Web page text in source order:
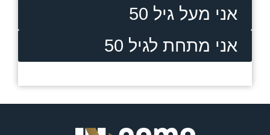
אני מעל גיל 50
אני מתחת לגיל 50